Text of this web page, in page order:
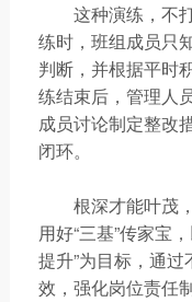
这种演练，不
练时，班组成员只
判断，并根据平时
练结束后，管理人
成员讨论制定整改
闭环。
根深才能叶茂
用好“三基”传家宝
提升”为目标，通
效，强化岗位责任